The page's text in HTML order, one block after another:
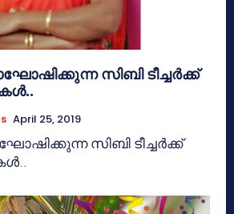
സിബി ടീച്ചര്‍ക്ക്
April 25, 2019
സിബി ടീച്ചര്‍ക്ക്